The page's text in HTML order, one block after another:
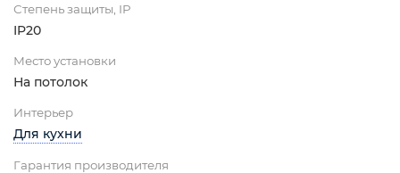
Степень защиты, IP
IP20
Место установки
На потолок
Интерьер
Для кухни
Гарантия производителя